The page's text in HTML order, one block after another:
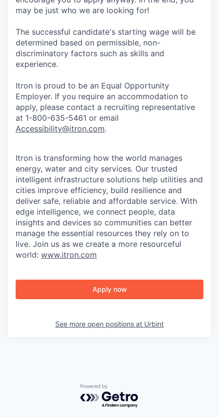
may be just who we are looking for!
The successful candidate's starting wage will be
determined based on permissible, non-
discriminatory factors such as skills and
experience.
Itron is proud to be an Equal Opportunity
Employer. If you require an accommodation to
apply, please contact a recruiting representative
at 1-800-635-5461 or email
Accessibility@itron.com.
Itron is transforming how the world manages
energy, water and city services. Our trusted
intelligent infrastructure solutions help utilities and
cities improve efficiency, build resilience and
deliver safe, reliable and affordable service. With
edge intelligence, we connect people, data
insights and devices so communities can better
manage the essential resources they rely on to
live. Join us as we create a more resourceful
world: www.itron.com
Apply now
See more open positions at Urbint
Powered by Getro.com